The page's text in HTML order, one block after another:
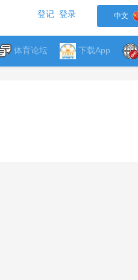
登记 登录 中文
体育论坛 下载App